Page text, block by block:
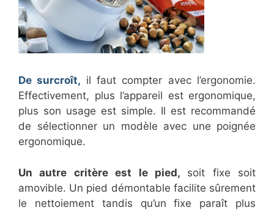
De surcroît, il faut compter avec l’ergonomie.
Effectivement, plus l’appareil est ergonomique,
plus son usage est simple. Il est recommandé
de sélectionner un modèle avec une poignée
ergonomique.
Un autre critère est le pied, soit fixe soit
amovible. Un pied démontable facilite sûrement
le nettoiement tandis qu’un fixe paraît plus